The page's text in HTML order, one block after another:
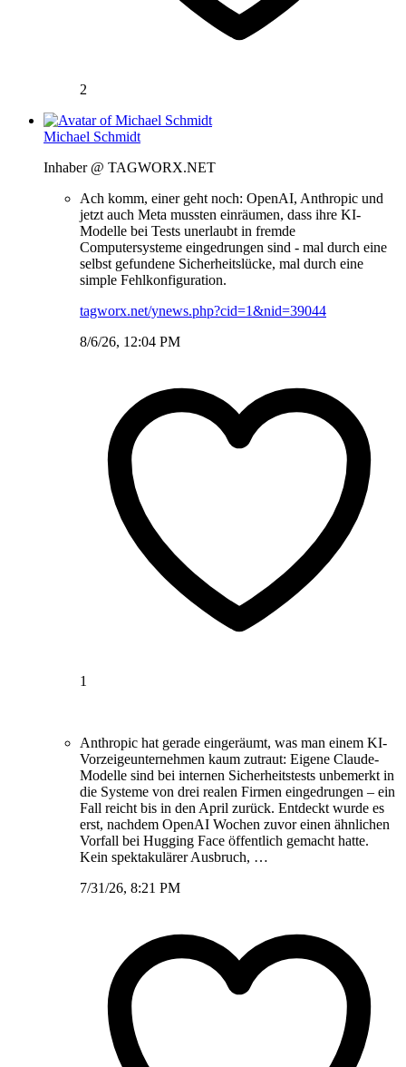
2
Michael Schmidt
Inhaber @ TAGWORX.NET
Ach komm, einer geht noch: OpenAI, Anthropic und
jetzt auch Meta mussten einräumen, dass ihre KI-
Modelle bei Tests unerlaubt in fremde
Computersysteme eingedrungen sind - mal durch eine
selbst gefundene Sicherheitslücke, mal durch eine
simple Fehlkonfiguration.
tagworx.net/ynews.php?cid=1&nid=39044
8/6/26, 12:04 PM
1
Anthropic hat gerade eingeräumt, was man einem KI-
Vorzeigeunternehmen kaum zutraut: Eigene Claude-
Modelle sind bei internen Sicherheitstests unbemerkt in
die Systeme von drei realen Firmen eingedrungen – ein
Fall reicht bis in den April zurück. Entdeckt wurde es
erst, nachdem OpenAI Wochen zuvor einen ähnlichen
Vorfall bei Hugging Face öffentlich gemacht hatte.
Kein spektakulärer Ausbruch, …
7/31/26, 8:21 PM